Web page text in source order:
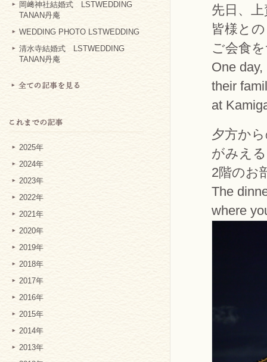
岡﨑神社結婚式 LSTWEDDING
TANAN丹庵
WEDDING PHOTO LSTWEDDING
清水寺結婚式 LSTWEDDING
TANAN丹庵
2025年
2024年
2023年
2022年
2021年
2020年
2019年
2018年
2017年
2016年
2015年
2014年
2013年
先日、
皆様との
ご会食
One
their
at
夕方か
がみえる
2階のお
The
where